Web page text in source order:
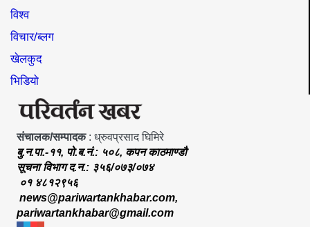
विश्व
विचार/ब्लग
खेलकुद
भिडियो
संचालक/सम्पादक: ध्रुवप्रसाद घिमिरे
बु.न.पा.-११, पो.ब.नं.: ५०८, कपन काठमाण्डौ
सूचना विभाग द.न.: ३५६/०७३/०७४
०१ ४८१२९५६
news@pariwartankhabar.com,
pariwartankhabar@gmail.com